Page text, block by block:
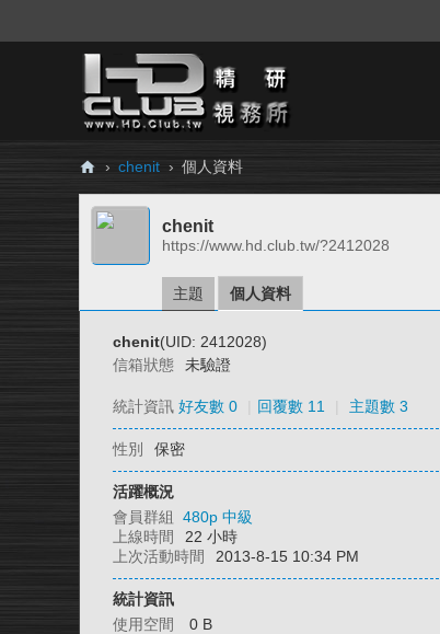
H
Cl
› chenit › 個人資料
chenit
https://www.hd.club.tw/?2412028
主題 個人資料
chenit(UID: 2412028)
信箱狀態
未驗證
統計資訊 好友數 0 回覆數 11 主題數 3
性別 保密
活躍概況
會員群組 480p 中級
上線時間
22 小時
上次活動時間
2013-8-15 10:34 PM
統計資訊
使用空間
0 B